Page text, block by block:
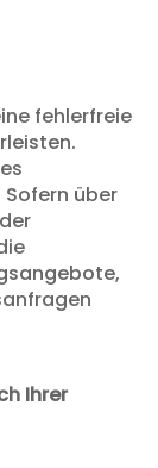
fehlerfreie
über
Ihrer